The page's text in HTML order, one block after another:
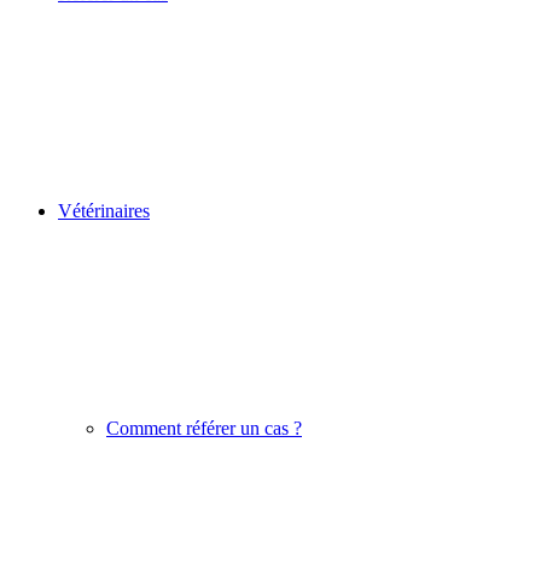
Vétérinaires
Comment référer un cas ?